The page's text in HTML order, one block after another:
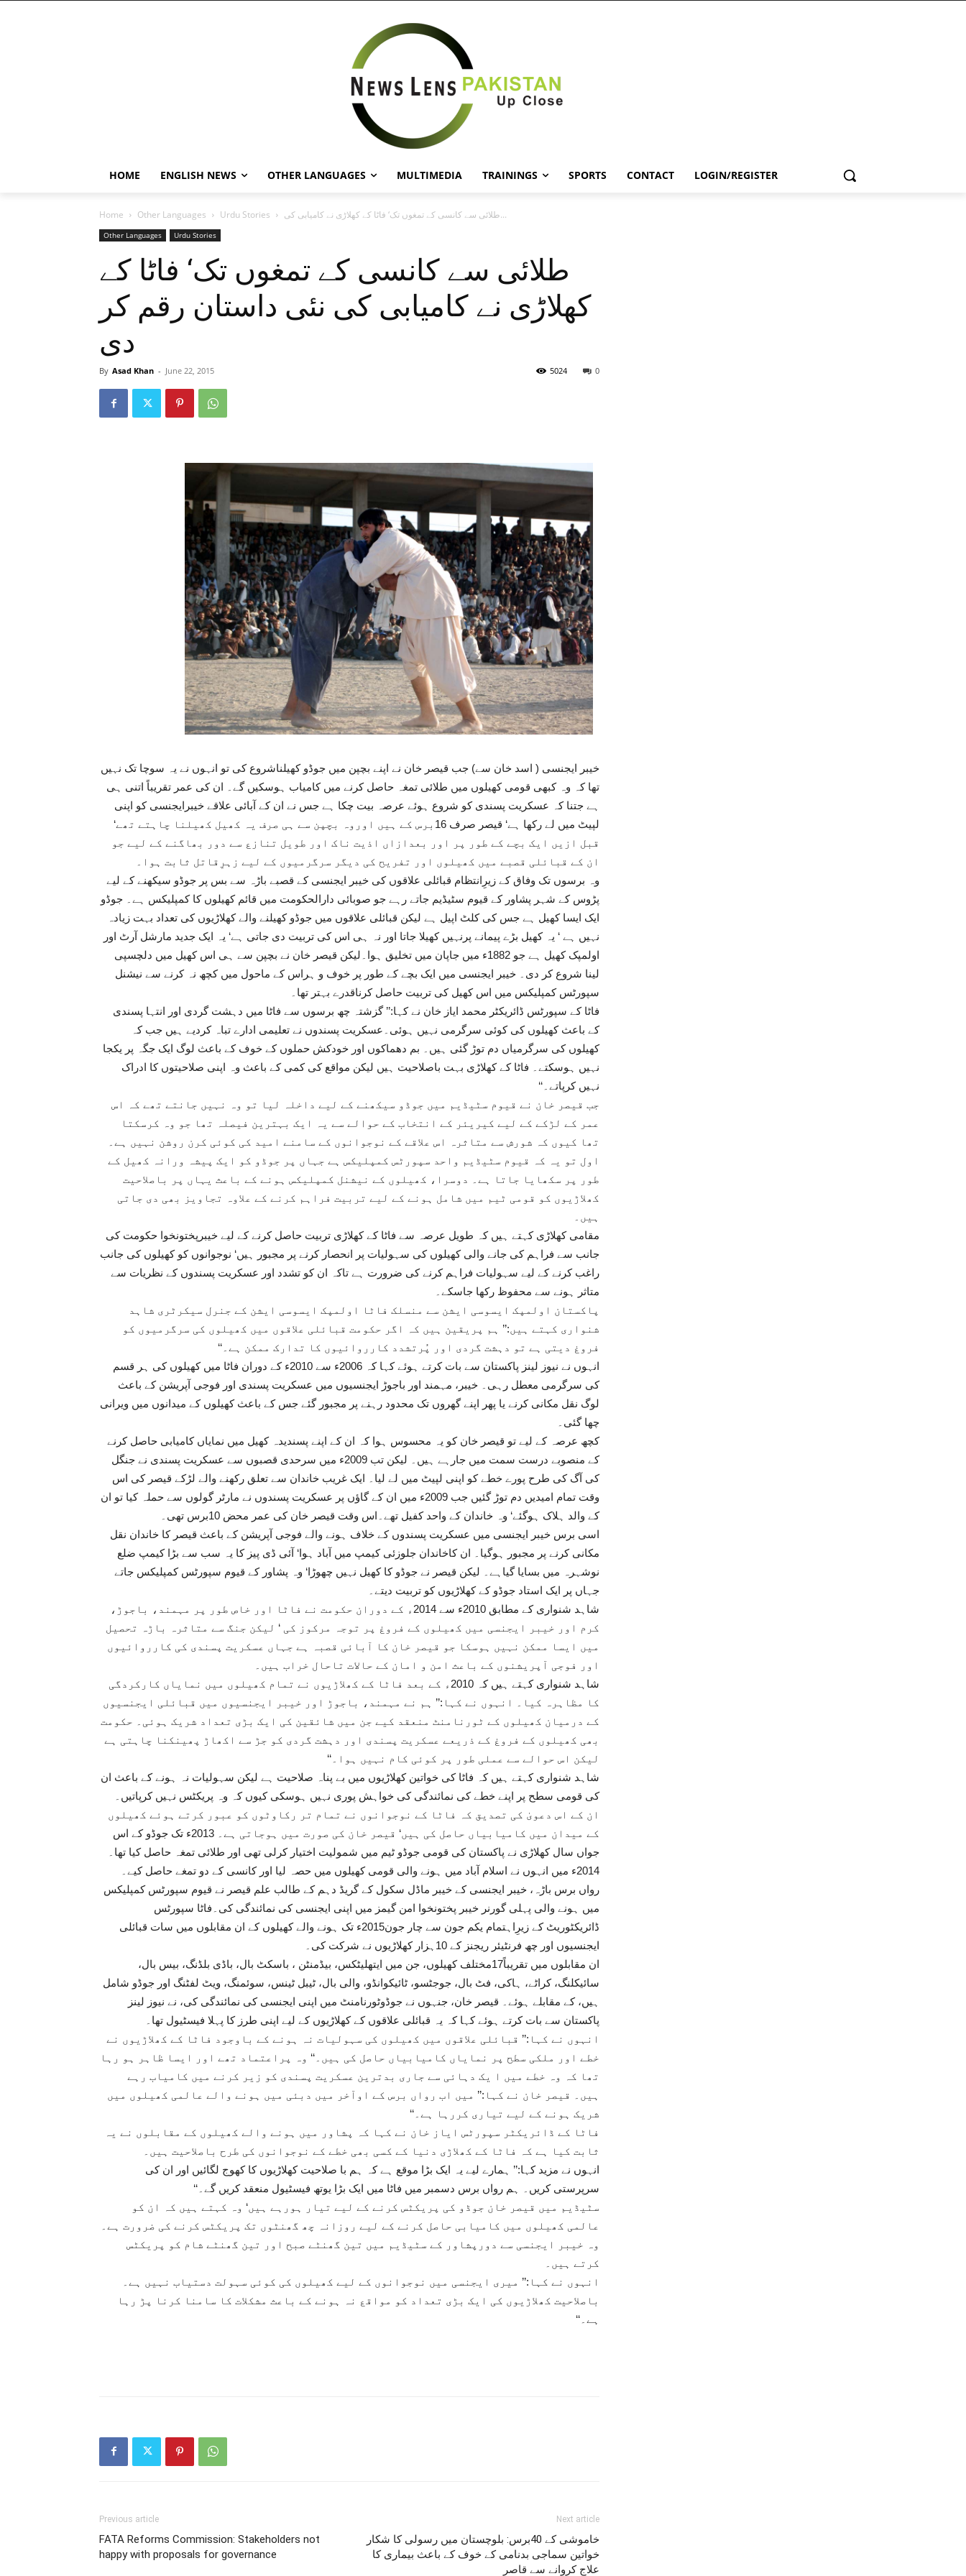
HOME ENGLISH NEWS OTHER LANGUAGES MULTIMEDIA TRAININGS SPORTS CONTACT LOGIN/REGISTER
Home Other Languages Urdu Stories طلائی سے کانسی کے تمغوں تک‘ فاٹا کے کھلاڑی نے کامیابی کی...
Other Languages Urdu Stories
طلائی سے کانسی کے تمغوں تک‘ فاٹا کے
کھلاڑی نے کامیابی کی نئی داستان رقم کر
دی
By Asad Khan - June 22, 2015 0
5024
خیبر ایجنسی ( اسد خان سے) جب قیصر خان نے اپنے بچپن میں جوڈو کھیلناشروع کی تو انہوں نے یہ سوچا تک نہیں
تھا کہ وہ کبھی قومی کھیلوں میں طلائی تمغہ حاصل کرنے میں کامیاب ہوسکیں گے۔ ان کی عمر تقریباً اتنی ہی
ہے جتنا کہ عسکریت پسندی کو شروع ہوئے عرصہ بیت چکا ہے جس نے ان کے آبائی علاقے خیبرایجنسی کو اپنی
لپیٹ میں لے رکھا ہے‘ قیصر صرف 16برس کے ہیں اوروہ بچپن سے ہی صرف یہ کھیل کھیلنا چاہتے تھے‘
قبل ازیں ایک بچے کے طور پر اور بعدازاں اذیت ناک اور طویل تنازع سے دور بھاگنے کے لیے جو
ان کے قبائلی قصبے میں کھیلوں اور تفریح کی دیگر سرگرمیوں کے لیے زہرِقاتل ثابت ہوا۔
وہ برسوں تک وفاق کے زیرِانتظام قبائلی علاقوں کی خیبر ایجنسی کے قصبے باڑہ سے بس پر جوڈو سیکھنے کے لیے
پڑوس کے شہر پشاور کے قیوم سٹیڈیم جاتے رہے جو صوبائی دارالحکومت میں قائم کھیلوں کا کمپلیکس ہے۔ جوڈو
ایک ایسا کھیل ہے جس کی کلٹ اپیل ہے لیکن قبائلی علاقوں میں جوڈو کھیلنے والے کھلاڑیوں کی تعداد بہت زیادہ
نہیں ہے ‘ یہ کھیل بڑے پیمانے پرنہیں کھیلا جاتا اور نہ ہی اس کی تربیت دی جاتی ہے‘ یہ ایک جدید مارشل آرٹ اور
اولمپک کھیل ہے جو 1882ء میں جاپان میں تخلیق ہوا۔لیکن قیصر خان نے بچپن سے ہی اس کھیل میں دلچسپی
لینا شروع کر دی۔ خیبر ایجنسی میں ایک بچے کے طور پر خوف و ہراس کے ماحول میں کچھ نہ کرنے سے نیشنل
سپورٹس کمپلیکس میں اس کھیل کی تربیت حاصل کرناقدرے بہتر تھا۔
فاٹا کے سپورٹس ڈائریکٹر محمد ایاز خان نے کہا:’’ گزشتہ چھ برسوں سے فاٹا میں دہشت گردی اور انتہا پسندی
کے باعث کھیلوں کی کوئی سرگرمی نہیں ہوئی۔عسکریت پسندوں نے تعلیمی ادارے تباہ کردیے ہیں جب کہ
کھیلوں کی سرگرمیاں دم توڑ گئی ہیں۔ بم دھماکوں اور خودکش حملوں کے خوف کے باعث لوگ ایک جگہ پر یکجا
نہیں ہوسکتے۔ فاٹا کے کھلاڑی بہت باصلاحیت ہیں لیکن مواقع کی کمی کے باعث وہ اپنی صلاحیتوں کا ادراک
نہیں کرپاتے۔‘‘
جب قیصر خان نے قیوم سٹیڈیم میں جوڈو سیکھنے کے لیے داخلہ لیا تو وہ نہیں جانتے تھے کہ اس
عمر کے لڑکے کے لیے کیریئر کے انتخاب کے حوالے سے یہ ایک بہترین فیصلہ تھا جو وہ کرسکتا
تھا کیوں کہ شورش سے متاثرہ اس علاقے کے نوجوانوں کے سامنے امید کی کوئی کرن روشن نہیں ہے۔
اول تو یہ کہ قیوم سٹیڈیم واحد سپورٹس کمپلیکس ہے جہاں پر جوڈو کو ایک پیشہ ورانہ کھیل کے
طور پر سکھایا جاتا ہے۔ دوسرا، کھیلوں کے نیشنل کمپلیکس ہونے کے باعث یہاں پر باصلاحیت
کھلاڑیوں کو قومی ٹیم میں شامل ہونے کے لیے تربیت فراہم کرنے کے علاوہ تجاویز بھی دی جاتی
ہیں۔
مقامی کھلاڑی کہتے ہیں کہ طویل عرصہ سے فاٹا کے کھلاڑی تربیت حاصل کرنے کے لیے خیبرپختونخوا حکومت کی
جانب سے فراہم کی جانے والی کھیلوں کی سہولیات پر انحصار کرنے پر مجبور ہیں‘ نوجوانوں کو کھیلوں کی جانب
راغب کرنے کے لیے سہولیات فراہم کرنے کی ضرورت ہے تاکہ ان کو تشدد اور عسکریت پسندوں کے نظریات سے
متاثر ہونے سے محفوظ رکھا جاسکے۔
پاکستان اولمپک ایسوسی ایشن سے منسلک فاٹا اولمپک ایسوسی ایشن کے جنرل سیکرٹری شاہد
شنواری کہتے ہیں:’’ ہم پریقین ہیں کہ اگر حکومت قبائلی علاقوں میں کھیلوں کی سرگرمیوں کو
فروغ دیتی ہے تو دہشت گردی اور پُرتشدد کارروائیوں کا تدارک ممکن ہے۔‘‘
انہوں نے نیوز لینز پاکستان سے بات کرتے ہوئے کہا کہ 2006ء سے 2010ء کے دوران فاٹا میں کھیلوں کی ہر قسم
کی سرگرمی معطل رہی۔ خیبر، مہمند اور باجوڑ ایجنسیوں میں عسکریت پسندی اور فوجی آپریشن کے باعث
لوگ نقل مکانی کرنے یا پھر اپنے گھروں تک محدود رہنے پر مجبور گئے جس کے باعث کھیلوں کے میدانوں میں ویرانی
چھا گئی۔
کچھ عرصہ کے لیے تو قیصر خان کو یہ محسوس ہوا کہ ان کے اپنے پسندیدہ کھیل میں نمایاں کامیابی حاصل کرنے
کے منصوبے درست سمت میں جارہے ہیں۔ لیکن تب 2009ء میں سرحدی قصبوں سے عسکریت پسندی نے جنگل
کی آگ کی طرح پورے خطے کو اپنی لپیٹ میں لے لیا۔ ایک غریب خاندان سے تعلق رکھنے والے لڑکے قیصر کی اس
وقت تمام امیدیں دم توڑ گئیں جب 2009ء میں ان کے گاؤں پر عسکریت پسندوں نے مارٹر گولوں سے حملہ کیا تو ان
کے والد ہلاک ہوگئے‘ وہ خاندان کے واحد کفیل تھے۔اس وقت قیصر خان کی عمر محض 10برس تھی۔
اسی برس خیبر ایجنسی میں عسکریت پسندوں کے خلاف ہونے والے فوجی آپریشن کے باعث قیصر کا خاندان نقل
مکانی کرنے پر مجبور ہوگیا۔ ان کاخاندان جلوزئی کیمپ میں آباد ہوا‘ آئی ڈی پیز کا یہ سب سے بڑا کیمپ ضلع
نوشہرہ میں بسایا گیاہے۔ لیکن قیصر نے جوڈو کا کھیل نہیں چھوڑا‘ وہ پشاور کے قیوم سپورٹس کمپلیکس جاتے
جہاں پر ایک استاد جوڈو کے کھلاڑیوں کو تربیت دیتے۔
شاہد شنواری کے مطابق 2010ء سے 2014ء کے دوران حکومت نے فاٹا اور خاص طور پر مہمند، باجوڑ،
کرم اور خیبر ایجنسی میں کھیلوں کے فروغ پر توجہ مرکوز کی ‘ لیکن جنگ سے متاثرہ باڑہ تحصیل
میں ایسا ممکن نہیں ہوسکا جو قیصر خان کا آبائی قصبہ ہے جہاں عسکریت پسندی کی کارروائیوں
اور فوجی آپریشنوں کے باعث امن و امان کے حالات تاحال خراب ہیں۔
شاہد شنواری کہتے ہیں کہ 2010ء کے بعد فاٹا کے کھلاڑیوں نے تمام کھیلوں میں نمایاں کارکردگی
کا مظاہرہ کیا۔ انہوں نے کہا:’’ ہم نے مہمند، باجوڑ اور خیبر ایجنسیوں میں قبائلی ایجنسیوں
کے درمیان کھیلوں کے ٹورنامنٹ منعقد کیے جن میں شائقین کی ایک بڑی تعداد شریک ہوئی۔ حکومت
بھی کھیلوں کے فروغ کے ذریعے عسکریت پسندی اور دہشت گردی کو جڑ سے اکھاڑ پھینکنا چاہتی ہے
لیکن اس حوالے سے عملی طور پر کوئی کام نہیں ہوا۔‘‘
شاہد شنواری کہتے ہیں کہ فاٹا کی خواتین کھلاڑیوں میں بے پناہ صلاحیت ہے لیکن سہولیات نہ ہونے کے باعث ان
کی قومی سطح پر اپنے خطے کی نمائندگی کی خواہش پوری نہیں ہوسکی کیوں کہ وہ پریکٹس نہیں کرپاتیں۔
ان کے اس دعویٰ کی تصدیق کہ فاٹا کے نوجوانوں نے تمام تر رکاوٹوں کو عبور کرتے ہوئے کھیلوں
کے میدان میں کامیابیاں حاصل کی ہیں‘ قیصر خان کی صورت میں ہوجاتی ہے۔ 2013ء تک جوڈو کے اس
جواں سال کھلاڑی نے پاکستان کی قومی جوڈو ٹیم میں شمولیت اختیار کرلی تھی اور طلائی تمغہ حاصل کیا تھا۔
2014ء میں انہوں نے اسلام آباد میں ہونے والی قومی کھیلوں میں حصہ لیا اور کانسی کے دو تمغے حاصل کیے۔
رواں برس باڑہ، خیبر ایجنسی کے خیبر ماڈل سکول کے گریڈ دہم کے طالب علم قیصر نے قیوم سپورٹس کمپلیکس
میں ہونے والی پہلی گورنر خیبر پختونخوا امن گیمز میں اپنی ایجنسی کی نمائندگی کی۔فاٹا سپورٹس
ڈائریکٹوریٹ کے زیرِاہتمام یکم جون سے چار جون2015ء تک ہونے والے کھیلوں کے ان مقابلوں میں سات قبائلی
ایجنسیوں اور چھ فرنٹیئر ریجنز کے 10ہزار کھلاڑیوں نے شرکت کی۔
ان مقابلوں میں تقریباً17مختلف کھیلوں، جن میں ایتھلیٹکس، بیڈمنٹن ، باسکٹ بال، باڈی بلڈنگ، بیس بال،
سائیکلنگ، کراٹے، ہاکی، فٹ بال، جوجٹسو، ٹائیکوانڈو، والی بال، ٹیبل ٹینس، سوئمنگ، ویٹ لفٹنگ اور جوڈو شامل
ہیں، کے مقابلے ہوئے۔ قیصر خان، جنہوں نے جوڈوٹورنامنٹ میں اپنی ایجنسی کی نمائندگی کی، نے نیوز لینز
پاکستان سے بات کرتے ہوئے کہا کہ یہ قبائلی علاقوں کے کھلاڑیوں کے لیے اپنی طرز کا پہلا فیسٹیول تھا۔
انہوں نے کہا:’’ قبائلی علاقوں میں کھیلوں کی سہولیات نہ ہونے کے باوجود فاٹا کے کھلاڑیوں نے
خطے اور ملکی سطح پر نمایاں کامیابیاں حاصل کی ہیں۔‘‘ وہ پراعتماد تھے اور ایسا ظاہر ہو رہا
تھا کہ وہ خطے میں ا یک دہائی سے جاری بدترین عسکریت پسندی کو زیر کرنے میں کامیاب رہے
ہیں۔ قیصر خان نے کہا:’’ میں اب رواں برس کے اوآخر میں دبئی میں ہونے والے عالمی کھیلوں میں
شریک ہونے کے لیے تیاری کررہا ہے۔‘‘
فاٹا کے ڈائریکٹر سپورٹس ایاز خان نے کہا کہ پشاور میں ہونے والے کھیلوں کے مقابلوں نے یہ
ثابت کیا ہے کہ فاٹا کے کھلاڑی دنیا کے کسی بھی خطے کے نوجوانوں کی طرح باصلاحیت ہیں۔
انہوں نے مزید کہا:’’ ہمارے لیے یہ ایک بڑا موقع ہے کہ ہم با صلاحیت کھلاڑیوں کا کھوج لگائیں اور ان کی
سرپرستی کریں۔ ہم رواں برس دسمبر میں فاٹا میں ایک بڑا یوتھ فیسٹیول منعقد کریں گے۔‘‘
سٹیڈیم میں قیصر خان جوڈو کی پریکٹس کرنے کے لیے تیار ہورہے ہیں‘ وہ کہتے ہیں کہ ان کو
عالمی کھیلوں میں کامیابی حاصل کرنے کے لیے روزانہ چھ گھنٹوں تک پریکٹس کرنے کی ضرورت ہے۔
وہ خیبر ایجنسی سے دورپشاور کے سٹیڈیم میں تین گھنٹے صبح اور تین گھنٹے شام کو پریکٹس
کرتے ہیں۔
انہوں نے کہا:’’ میری ایجنسی میں نوجوانوں کے لیے کھیلوں کی کوئی سہولت دستیاب نہیں ہے۔
باصلاحیت کھلاڑیوں کی ایک بڑی تعداد کو مواقع نہ ہونے کے باعث مشکلات کا سامنا کرنا پڑ رہا
ہے۔‘‘
Previous article
FATA Reforms Commission: Stakeholders not
happy with proposals for governance
Next article
خاموشی کے 40برس: بلوچستان میں رسولی کا شکار
خواتین سماجی بدنامی کے خوف کے باعث بیماری کا
علاج کروانے سے قاصر